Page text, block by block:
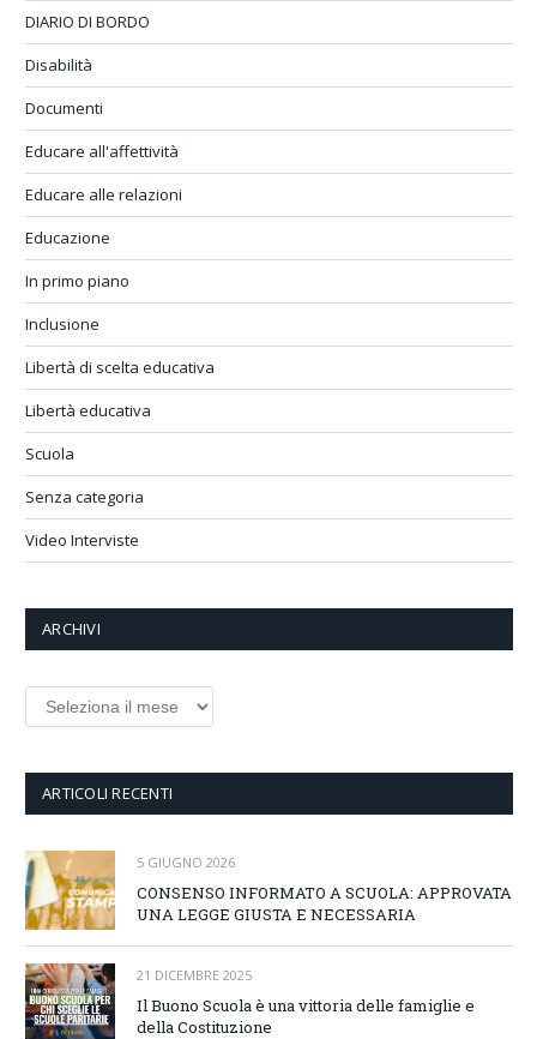
DIARIO DI BORDO
Disabilità
Documenti
Educare all'affettività
Educare alle relazioni
Educazione
In primo piano
Inclusione
Libertà di scelta educativa
Libertà educativa
Scuola
Senza categoria
Video Interviste
ARCHIVI
Archivi
ARTICOLI RECENTI
5 GIUGNO 2026
CONSENSO INFORMATO A SCUOLA: APPROVATA
UNA LEGGE GIUSTA E NECESSARIA
21 DICEMBRE 2025
Il Buono Scuola è una vittoria delle famiglie e
della Costituzione